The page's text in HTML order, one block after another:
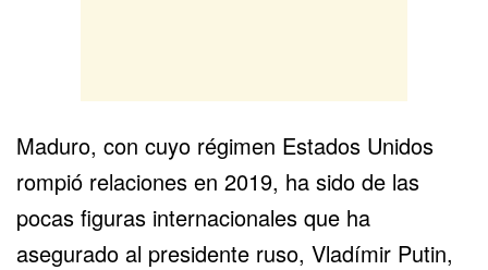
Maduro, con cuyo régimen Estados Unidos
rompió relaciones en 2019, ha sido de las
pocas figuras internacionales que ha
asegurado al presidente ruso, Vladímir Putin,